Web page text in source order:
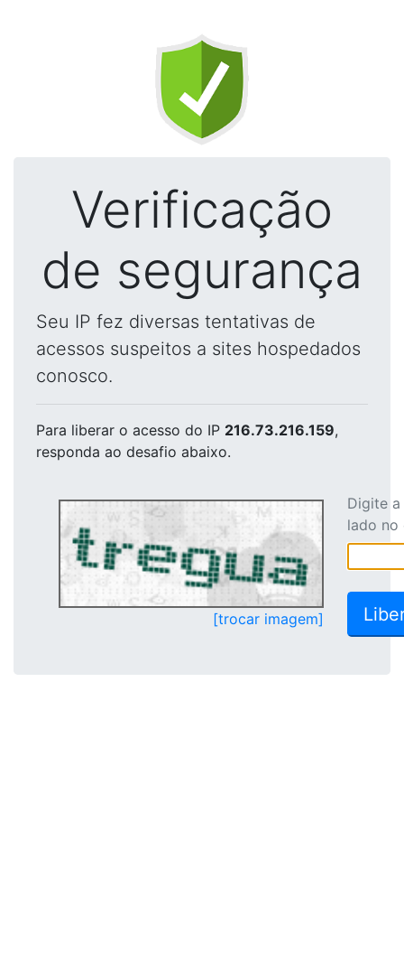
Verificação
de segurança
Seu IP fez diversas tentativas de
acessos suspeitos a sites hospedados
conosco.
Para liberar o acesso do IP 216.73.216.159,
responda ao desafio abaixo.
[trocar imagem]
Digite
lado no